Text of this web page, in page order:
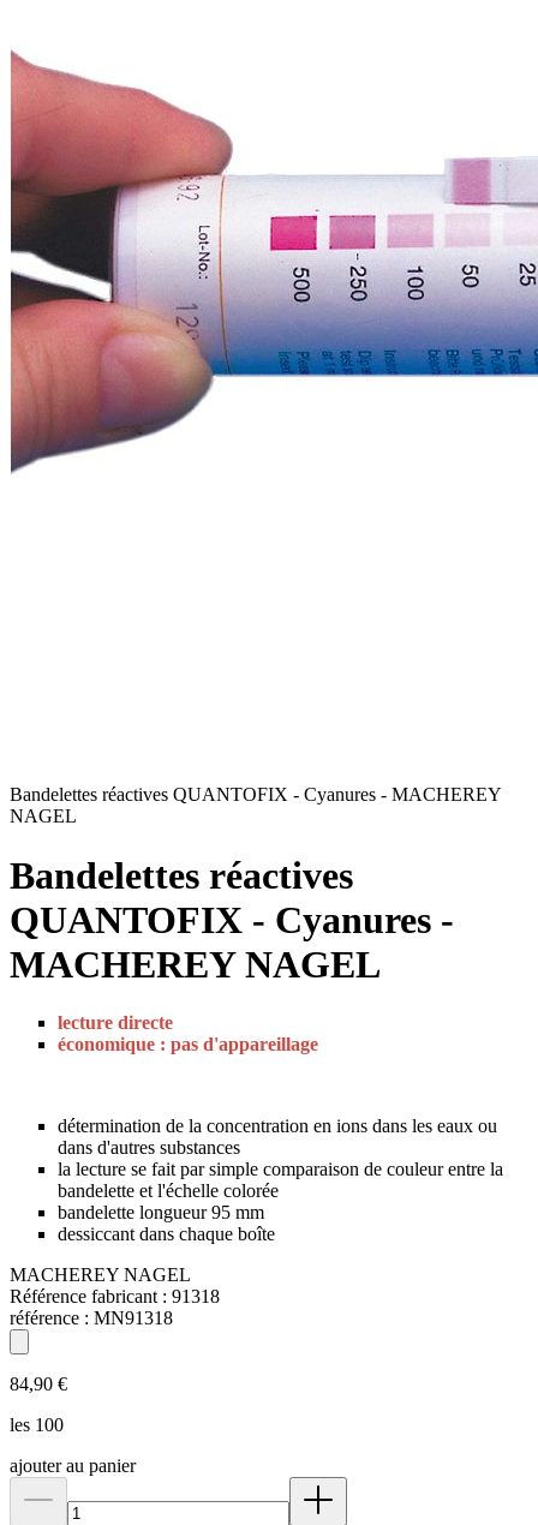
Bandelettes réactives QUANTOFIX - Cyanures - MACHEREY
NAGEL
Bandelettes réactives
QUANTOFIX - Cyanures -
MACHEREY NAGEL
lecture directe
économique : pas d'appareillage
détermination de la concentration en ions dans les eaux ou
dans d'autres substances
la lecture se fait par simple comparaison de couleur entre la
bandelette et l'échelle colorée
bandelette longueur 95 mm
dessiccant dans chaque boîte
MACHEREY NAGEL
Référence fabricant : 91318
référence : MN91318
84,90 €
les 100
ajouter au panier